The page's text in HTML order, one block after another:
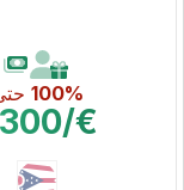
100%حتى
€/$300